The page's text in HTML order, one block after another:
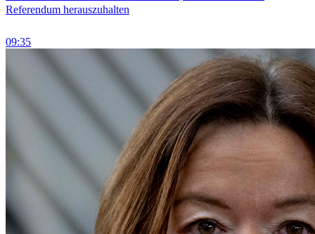
Referendum herauszuhalten
09:35